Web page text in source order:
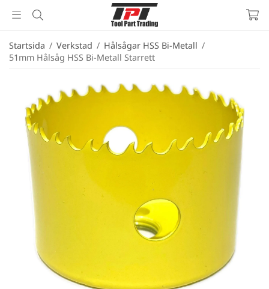
Startsida / Verkstad / Hålsågar HSS Bi-Metall /
51mm Hålsåg HSS Bi-Metall Starrett